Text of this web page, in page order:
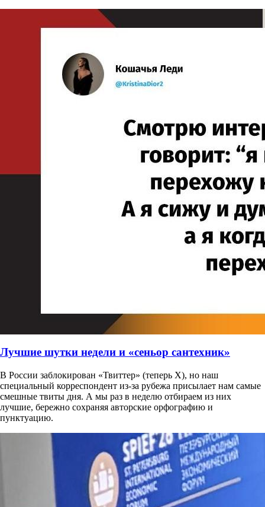
Лучшие шутки недели и «сеньор сантехник»
В России заблокирован «Твиттер» (теперь Х), но наш
специальный корреспондент из-за рубежа присылает нам самые
смешные твиты дня. А мы раз в неделю отбираем из них
лучшие, бережно сохраняя авторские орфографию и
пунктуацию.